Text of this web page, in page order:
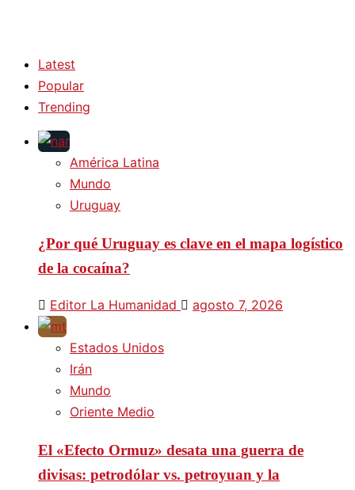
Latest
Popular
Trending
América Latina
Mundo
Uruguay
¿Por qué Uruguay es clave en el mapa logístico
de la cocaína?
Editor La Humanidad agosto 7, 2026
Estados Unidos
Irán
Mundo
Oriente Medio
El «Efecto Ormuz» desata una guerra de
divisas: petrodólar vs. petroyuan y la